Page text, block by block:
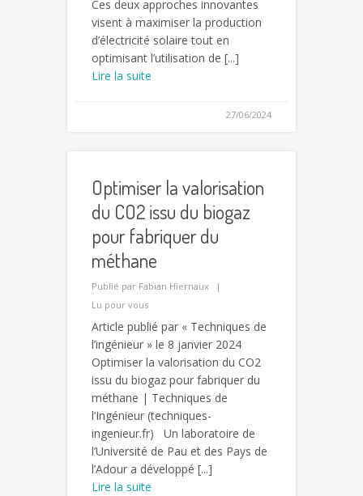
Ces deux approches innovantes
visent à maximiser la production
d’électricité solaire tout en
optimisant l’utilisation de [...]
Lire la suite
27/06/2024
Optimiser la valorisation
du CO2 issu du biogaz
pour fabriquer du
méthane
Publié par Fabian Hiernaux
Lu pour vous
Article publié par « Techniques de
l’ingénieur » le 8 janvier 2024
Optimiser la valorisation du CO2
issu du biogaz pour fabriquer du
méthane | Techniques de
l’Ingénieur (techniques-
ingenieur.fr) Un laboratoire de
l’Université de Pau et des Pays de
l’Adour a développé [...]
Lire la suite